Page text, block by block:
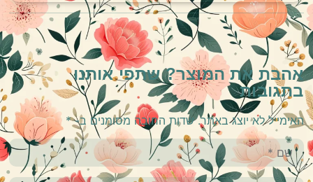
אהבת את המוצר? שתפי אותנו
בתגובות
האימייל לא יוצג באתר. שדות החובה מסומנים ב-*